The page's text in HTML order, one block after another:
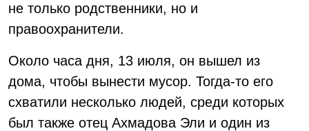
не только родственники, но и
правоохранители.
Около часа дня, 13 июля, он вышел из
дома, чтобы вынести мусор. Тогда-то его
схватили несколько людей, среди которых
был также отец Ахмадова Эли и один из